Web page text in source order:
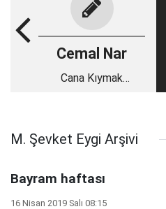
Cemal Nar
Cana Kıymak
M. Şevket Eygi Arşivi
Bayram haftası
16 Nisan 2019 Salı 08:15